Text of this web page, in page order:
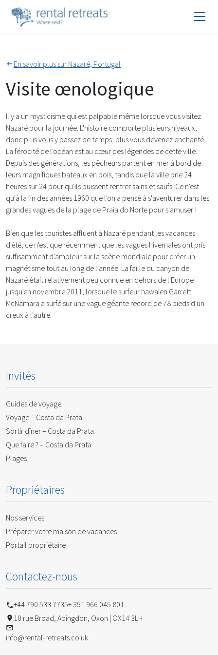
En savoir plus sur Nazaré, Portugal
Visite œnologique
Il y a un mysticisme qui est palpable même lorsque vous visitez
Nazaré pour la journée. L'histoire comporte plusieurs niveaux,
donc plus vous y passez de temps, plus vous devenez enchanté.
La férocité de l'océan est au cœur des légendes de cette ville.
Depuis des générations, les pêcheurs partent en mer à bord de
leurs magnifiques bateaux en bois, tandis que la ville prie 24
heures sur 24 pour qu'ils puissent rentrer sains et saufs. Ce n'est
qu'à la fin des années 1960 que l'on a pensé à s'aventurer dans les
grandes vagues de la plage de Praia do Norte pour s'amuser !
Bien que les touristes affluent à Nazaré pendant les vacances
d'été, ce n'est que récemment que les vagues hivernales ont pris
suffisamment d'ampleur sur la scène mondiale pour créer un
magnétisme tout au long de l'année. La faille du canyon de
Nazaré était relativement peu connue en dehors de l'Europe
jusqu'en novembre 2011, lorsque le surfeur hawaïen Garrett
McNamara a surfé sur une vague géante record de 78 pieds d'un
creux à l'autre.
Invités
Guides de voyage
Voyage – Costa da Prata
Sortir dîner – Costa da Prata
Que faire ? – Costa da Prata
Plages
Propriétaires
Nos services
Préparer votre maison de vacances
Portail propriétaire
Contactez-nous
+44 790 533 7735+ 351 966 045 801
10 rue Broad, Abingdon, Oxon | OX14 3LH
info@rental-retreats.co.uk